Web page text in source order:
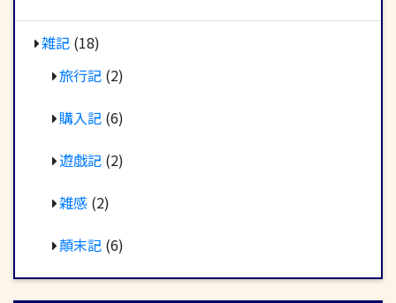
雑記 (18)
旅行記 (2)
購入記 (6)
遊戯記 (2)
雑感 (2)
顛末記 (6)